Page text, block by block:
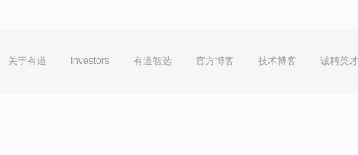
关于有道 Investors 有道智选 官方博客 技术博客 诚聘英才